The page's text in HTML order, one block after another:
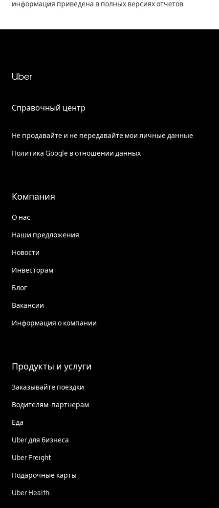
информация приведена в полных версиях отчетов.
Uber
Справочный центр
Не продавайте и не передавайте мои личные данные
Политика Google в отношении данных
Компания
О нас
Наши предложения
Новости
Инвесторам
Блог
Вакансии
Информация о компании
Продукты и услуги
Заказывайте поездки
Водителям-партнерам
Еда
Uber для бизнеса
Uber Freight
Подарочные карты
Uber Health